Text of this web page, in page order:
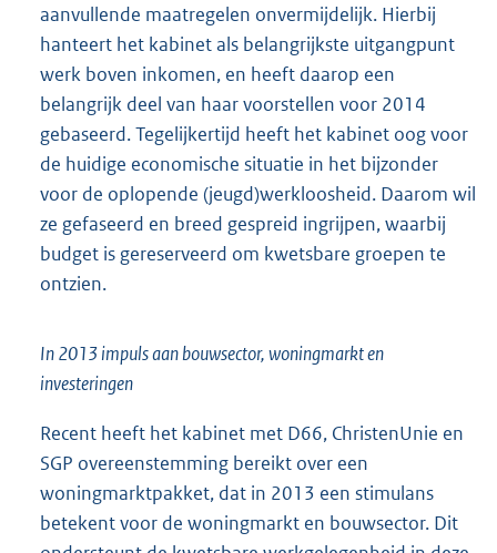
aanvullende maatregelen onvermijdelijk. Hierbij
hanteert het kabinet als belangrijkste uitgangpunt
werk boven inkomen, en heeft daarop een
belangrijk deel van haar voorstellen voor 2014
gebaseerd. Tegelijkertijd heeft het kabinet oog voor
de huidige economische situatie in het bijzonder
voor de oplopende (jeugd)werkloosheid. Daarom wil
ze gefaseerd en breed gespreid ingrijpen, waarbij
budget is gereserveerd om kwetsbare groepen te
ontzien.
In 2013 impuls aan bouwsector, woningmarkt en
investeringen
Recent heeft het kabinet met D66, ChristenUnie en
SGP overeenstemming bereikt over een
woningmarktpakket, dat in 2013 een stimulans
betekent voor de woningmarkt en bouwsector. Dit